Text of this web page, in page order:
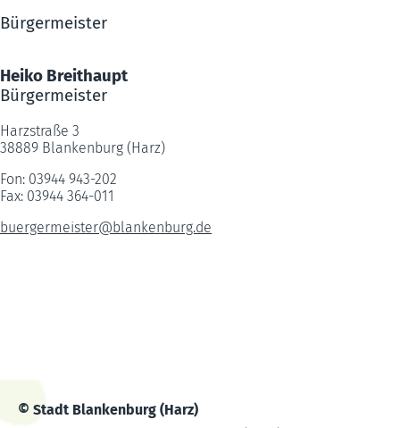
Bürgermeister
Heiko Breithaupt
Bürgermeister
Harzstraße 3
38889 Blankenburg (Harz)
Fon: 03944 943-202
Fax: 03944 364-011
buergermeister@blankenburg.de
© Stadt Blankenburg (Harz)